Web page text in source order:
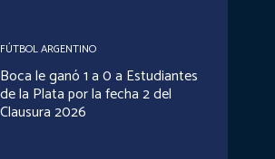
FÚTBOL ARGENTINO
Boca le ganó 1 a 0 a Estudiantes
de la Plata por la fecha 2 del
Clausura 2026